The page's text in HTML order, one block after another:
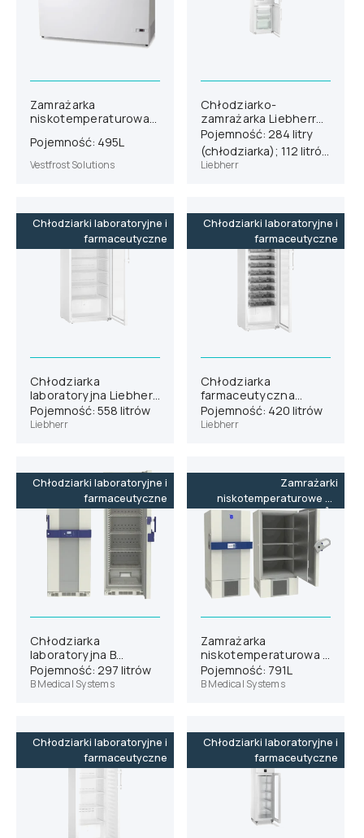
Zamrażarka
niskotemperaturowa
Pojemność: 495L
Vestfrost Solutions
Chłodziarko-
zamrażarka Liebherr
SCFvh 4032
Pojemność: 284 litry
(chłodziarka); 112 litrów
(zamrażarka)
Liebherr
Chłodziarki laboratoryjne i
farmaceutyczne
Chłodziarka
laboratoryjna Liebherr
SRFvg 5501
Pojemność: 558 litrów
Liebherr
Chłodziarki laboratoryjne i
farmaceutyczne
Chłodziarka
farmaceutyczna
Liebherr HMFvh 4011
wersja H63
Pojemność: 420 litrów
Liebherr
Chłodziarki laboratoryjne i
farmaceutyczne
Chłodziarka
laboratoryjna B
Medical Systems L290
Pojemność: 297 litrów
B Medical Systems
Zamrażarki
niskotemperaturowe do
-86˚C
Zamrażarka
niskotemperaturowa B
Medical Systems U701
Pojemność: 791L
B Medical Systems
Chłodziarki laboratoryjne i
farmaceutyczne
Chłodziarki laboratoryjne i
farmaceutyczne